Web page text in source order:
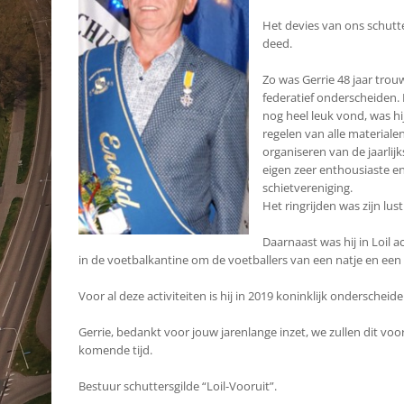
Het devies van ons
deed.
Zo was Gerrie 48 jaar
federatief
nog heel leuk vond, was
regelen van alle
organiseren van de
eigen zeer enthousiaste
schietvereniging.
Het ringrijden was zijn
Daarnaast was hij in Loil
in de voetbalkantine om de voetballers van een natje en
Voor al deze activiteiten is hij in 2019 koninklijk
Gerrie, bedankt voor jouw jarenlange inzet, we zullen dit
komende tijd.
Bestuur schuttersgilde “Loil-Vooruit”.